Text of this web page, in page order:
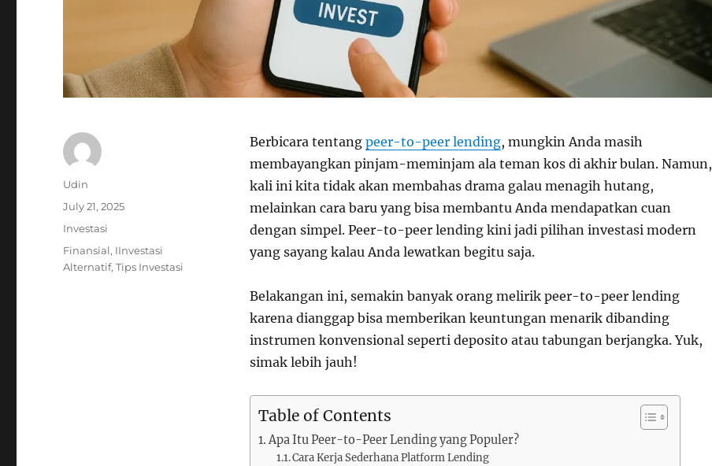
Berbicara tentang peer-to-peer lending, mungkin Anda masih
membayangkan pinjam-meminjam ala teman kos di akhir bulan. Namun,
kali ini kita tidak akan membahas drama galau menagih hutang,
melainkan cara baru yang bisa membantu Anda mendapatkan cuan
dengan simpel. Peer-to-peer lending kini jadi pilihan investasi modern
yang sayang kalau Anda lewatkan begitu saja.
Belakangan ini, semakin banyak orang melirik peer-to-peer lending
karena dianggap bisa memberikan keuntungan menarik dibanding
instrumen konvensional seperti deposito atau tabungan berjangka. Yuk,
simak lebih jauh!
Table of Contents
Apa Itu Peer-to-Peer Lending yang Populer?
Cara Kerja Sederhana Platform Lending
Author
Udin
Posted
July 21, 2025
Categories
Investasi
Tags
Finansial, IInvestasi
Alternatif,Tips Investasi